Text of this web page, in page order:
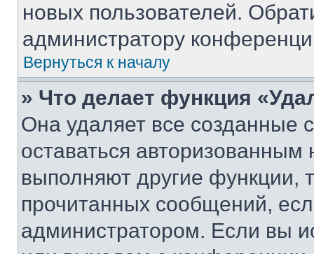
новых пользователей.
администратору
Вернуться к началу
» Что делает функция
Она удаляет все созданные
оставаться
выполняют другие функции,
прочитанных сообщений,
администратором. Если вы